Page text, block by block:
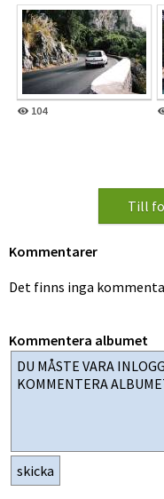
104
Kommentarer
Det finns inga
Kommentera albumet